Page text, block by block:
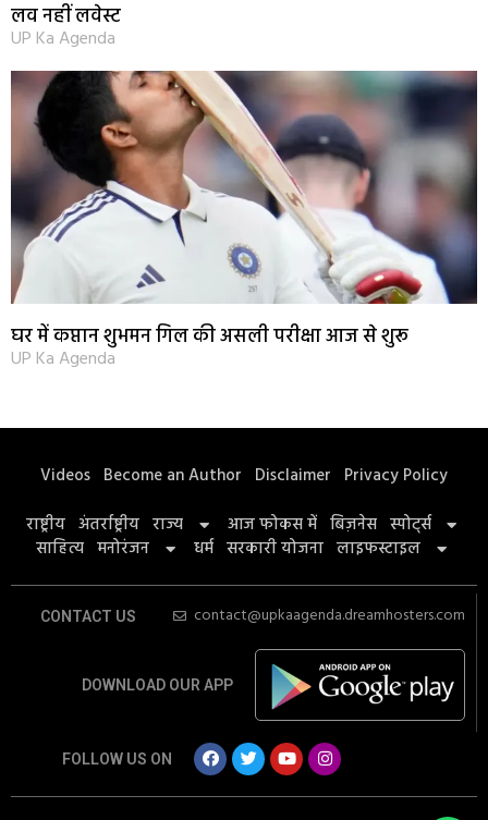
लव नहीं लवेस्ट
UP Ka Agenda
घर में कप्तान शुभमन गिल की असली परीक्षा आज से शुरू
UP Ka Agenda
Videos Become an Author Disclaimer Privacy Policy
राष्ट्रीय अंतर्राष्ट्रीय राज्य आज फोकस में बिज़नेस स्पोर्ट्स
साहित्य मनोरंजन धर्म सरकारी योजना लाइफस्टाइल
CONTACT US contact@upkaagenda.dreamhosters.com
DOWNLOAD OUR APP
FOLLOW US ON